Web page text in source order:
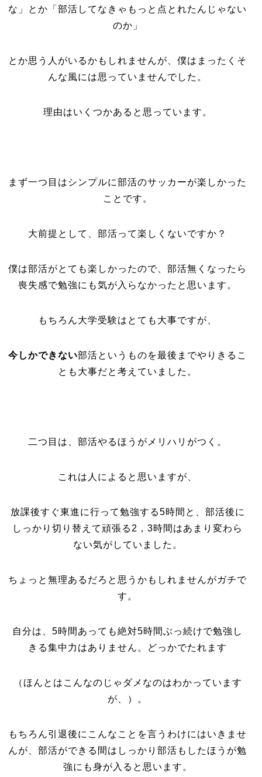
な」とか「部活してなきゃもっと点とれたんじゃない
のか」
とか思う人がいるかもしれませんが、僕はまったくそ
んな風には思っていませんでした。
理由はいくつかあると思っています。
まず一つ目はシンプルに部活のサッカーが楽しかった
ことです。
大前提として、部活って楽しくないですか？
僕は部活がとても楽しかったので、部活無くなったら
喪失感で勉強にも気が入らなかったと思います。
もちろん大学受験はとても大事ですが、
今しかできない部活というものを最後までやりきるこ
とも大事だと考えていました。
二つ目は、部活やるほうがメリハリがつく。
これは人によると思いますが、
放課後すぐ東進に行って勉強する5時間と、部活後に
しっかり切り替えて頑張る2，3時間はあまり変わら
ない気がしていました。
ちょっと無理あるだろと思うかもしれませんがガチで
す。
自分は、5時間あっても絶対5時間ぶっ続けで勉強し
きる集中力はありません。どっかでたれます
（ほんとはこんなのじゃダメなのはわかっています
が、）。
もちろん引退後にこんなことを言うわけにはいきませ
んが、部活ができる間はしっかり部活もしたほうが勉
強にも身が入ると思います。